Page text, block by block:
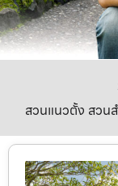
สวนแนวตั้ง สวน